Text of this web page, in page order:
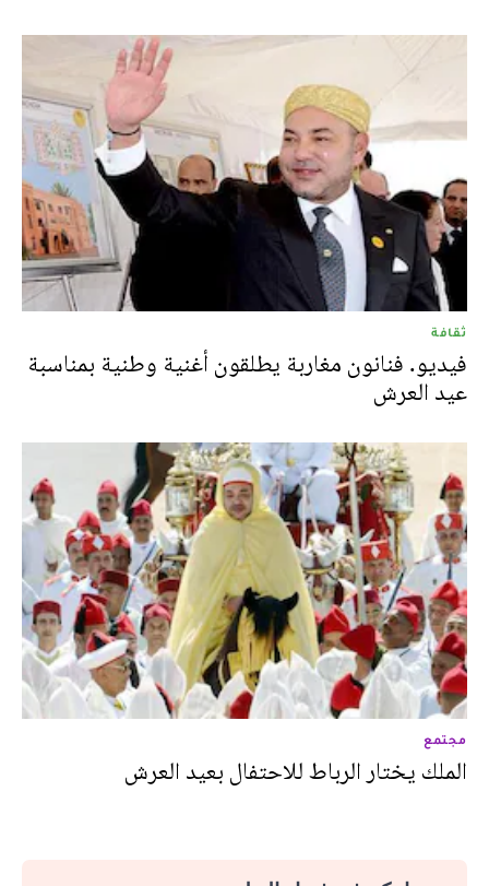
ثقافة
فيديو. فنانون مغاربة يطلقون أغنية وطنية بمناسبة
عيد العرش
مجتمع
الملك يختار الرباط للاحتفال بعيد العرش